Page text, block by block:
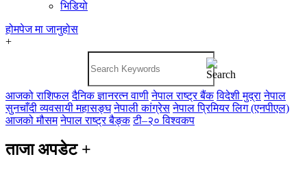
भिडियो
होमपेज मा जानुहोस
+
आजको राशिफल दैनिक ज्ञानरत्न वाणी नेपाल राष्ट्र बैंक विदेशी मुद्रा नेपाल
सुनचाँदी व्यवसायी महासङ्घ नेपाली कांग्रेस नेपाल प्रिमियर लिग (एनपीएल)
आजको मौसम नेपाल राष्ट्र बैङ्क टी–२० विश्वकप
ताजा अपडेट +